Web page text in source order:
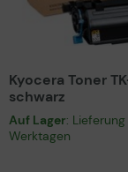
Kyocera Toner
schwarz
Auf Lager: Lieferung
Werktagen